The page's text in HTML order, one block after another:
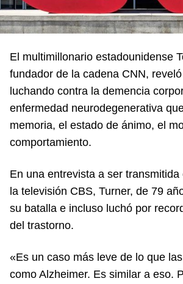
El multimillonario estadounidense
fundador de la cadena CNN,
luchando contra la demencia
enfermedad neurodegenerativa
memoria, el estado de ánimo, el
comportamiento.
En una entrevista a ser
la televisión CBS, Turner, de 79
su batalla e incluso luchó por
del trastorno.
«Es un caso más leve de lo que
como Alzheimer. Es similar a eso.